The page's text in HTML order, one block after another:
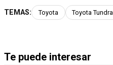
TEMAS: Toyota Toyota Tundra